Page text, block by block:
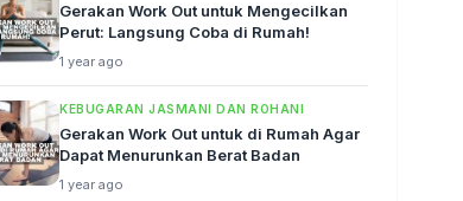
Gerakan Work Out untuk Mengecilkan
Perut: Langsung Coba di Rumah!
1 year ago
KEBUGARAN JASMANI DAN ROHANI
Gerakan Work Out untuk di Rumah Agar
Dapat Menurunkan Berat Badan
1 year ago